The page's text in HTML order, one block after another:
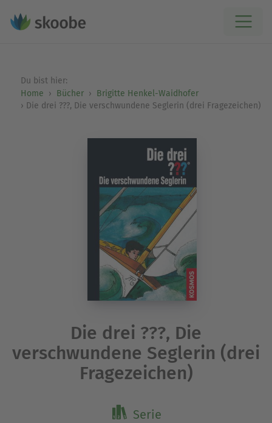
Du bist hier:
Home
Bücher
Brigitte Henkel-Waidhofer
Die drei ???, Die verschwundene Seglerin (drei Fragezeichen)
Die drei ???, Die
verschwundene Seglerin (drei
Fragezeichen)
Serie